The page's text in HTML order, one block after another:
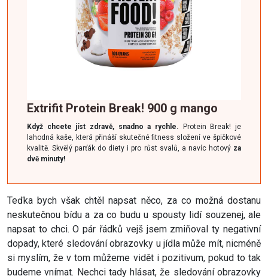
Extrifit Protein Break! 900 g mango
Když chcete jíst zdravě, snadno a rychle. Protein Break! je
lahodná kaše, která přináší skutečné fitness složení ve špičkové
kvalitě. Skvělý parťák do diety i pro růst svalů, a navíc hotovýza
dvě minuty!
Teďka bych však chtěl napsat něco, za co možná dostanu
neskutečnou bídu a za co budu u spousty lidí souzenej, ale
napsat to chci. O pár řádků vejš jsem zmiňoval ty negativní
dopady, které sledování obrazovky u jídla může mít, nicméně
si myslím, že v tom můžeme vidět i pozitivum, pokud to tak
budeme vnímat. Nechci tady hlásat, že sledování obrazovky